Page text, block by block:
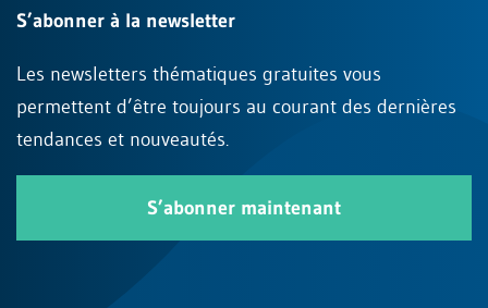
S’abonner à la newsletter
Les newsletters thématiques gratuites vous
permettent d’être toujours au courant des dernières
tendances et nouveautés.
S’abonner maintenant